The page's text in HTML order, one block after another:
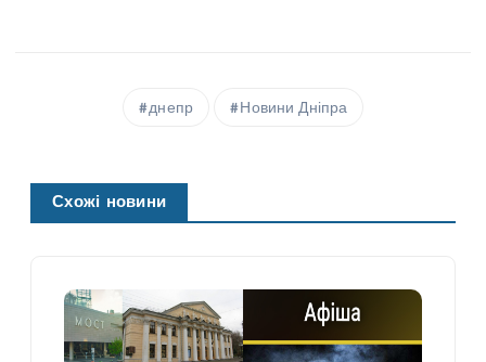
днепр Новини Дніпра
Схожі новини